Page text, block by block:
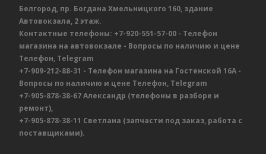
Белгород, пр. Богдана Хмельницкого 160, здание
Автовокзала, 2 этаж.
Контактные телефоны: +7-920-551-57-00 - Телефон
магазина на автовокзале - Вопросы по наличию и цене
Телефон, Telegram
+7-909-212-88-31 - Телефон магазина на Гостенской 16А -
Вопросы по наличию и цене Телефон, Telegram
+7-905-878-38-67Александр (телефоны в разборе и
ремонт),
+7-905-878-38-11 Светлана (запчасти под заказ, работа с
поставщиками).